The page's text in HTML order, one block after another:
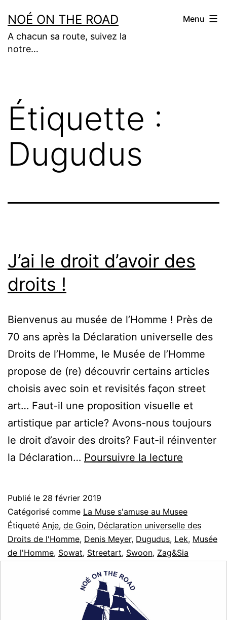
au
contenu
NOÉ ON THE ROAD
A chacun sa route, suivez la
notre…
Menu
Étiquette :
Dugudus
J’ai le droit d’avoir des
droits !
Bienvenus au musée de l’Homme ! Près de
70 ans après la Déclaration universelle des
Droits de l’Homme, le Musée de l’Homme
propose de (re) découvrir certains articles
choisis avec soin et revisités façon street
art… Faut-il une proposition visuelle et
artistique par article? Avons-nous toujours
le droit d’avoir des droits? Faut-il réinventer
la Déclaration… Poursuivre la lecture
d’avoir
des
droits
!
Publié le 28 février 2019
Catégorisé comme La Muse s'amuse au Musee
Étiqueté Anje, de Goin, Déclaration universelle des
Droits de l'Homme, Denis Meyer, Dugudus, Lek, Musée
de l'Homme, Sowat, Streetart, Swoon, Zag&Sia